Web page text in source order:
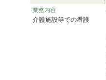
業務内容
介護施設等での看護